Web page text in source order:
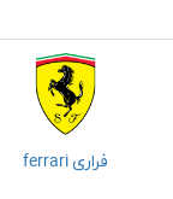
فراری ferrari